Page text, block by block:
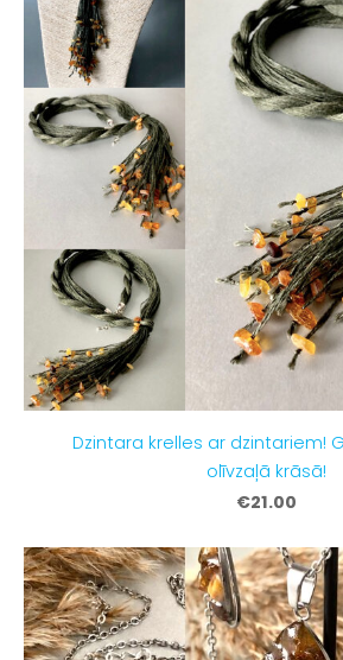
Dzintara krelles ar dzintariem!
olīvzaļā krāsā!
€21.00